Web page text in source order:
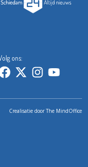
ons:
Crealisatie doorThe MindOffice